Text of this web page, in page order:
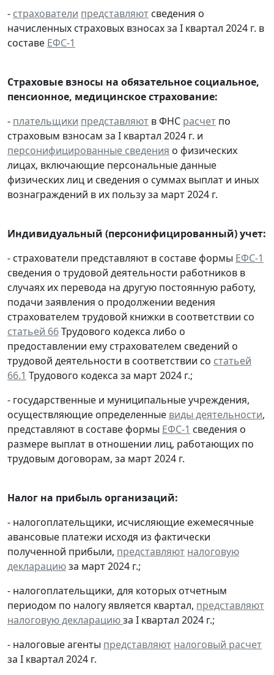
- страхователи представляют сведения о
начисленных страховых взносах за I квартал 2024 г. в
составе ЕФС-1
Страховые взносы на обязательное социальное,
пенсионное, медицинское страхование:
- плательщики представляют в ФНС расчет по
страховым взносам за I квартал 2024 г. и
персонифицированные сведения о физических
лицах, включающие персональные данные
физических лиц и сведения о суммах выплат и иных
вознаграждений в их пользу за март 2024 г.
Индивидуальный (персонифицированный) учет:
- страхователи представляют в составе формы ЕФС-1
сведения о трудовой деятельности работников в
случаях их перевода на другую постоянную работу,
подачи заявления о продолжении ведения
страхователем трудовой книжки в соответствии со
статьей 66Трудового кодекса либо о
предоставлении ему страхователем сведений о
трудовой деятельности в соответствии со статьей
66.1 Трудового кодекса за март 2024 г.;
- государственные и муниципальные учреждения,
осуществляющие определенные виды деятельности,
представляют в составе формы ЕФС-1 сведения о
размере выплат в отношении лиц, работающих по
трудовым договорам, за март 2024 г.
Налог на прибыль организаций:
- налогоплательщики, исчисляющие ежемесячные
авансовые платежи исходя из фактически
полученной прибыли, представляют налоговую
декларациюза март 2024 г.;
- налогоплательщики, для которых отчетным
периодом по налогу является квартал, представляют
налоговую декларациюза I квартал 2024 г.;
- налоговые агенты представляют налоговый расчет
за I квартал 2024 г.